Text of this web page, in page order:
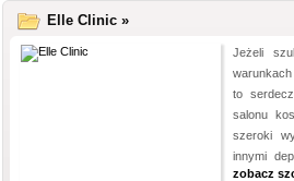
Elle Clinic »
Jeżeli
to
salonu
szeroki
innymi
zobacz